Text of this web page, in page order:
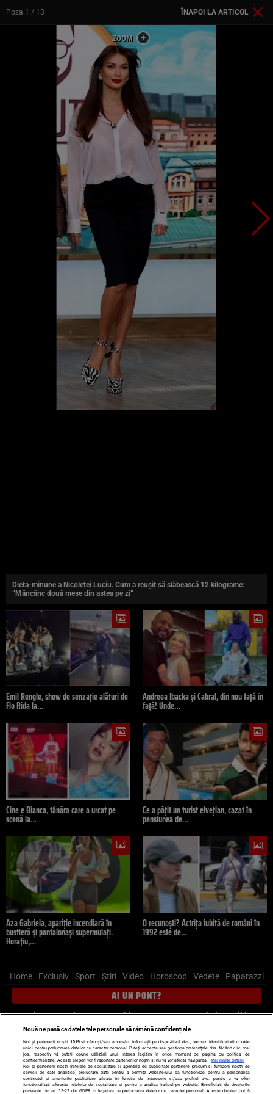
Poza 1 / 13 ÎNAPOI LA ARTICOL
Dieta-minune a Nicoletei Luciu. Cum a reușit să slăbească 12 kilograme:
”Mâncânc două mese din astea pe zi”
Emil Rengle, show de senzație alături de
Flo Rida la…
Andreea Ibacka și Cabral, din nou față în
față! Unde…
Cine e Bianca, tânăra care a urcat pe
scenă la…
Ce a pățit un turist elvețian, cazat în
pensiunea de…
Aza Gabriela, apariție incendiară în
bustieră și pantalonași supermulați.
Horațiu,…
O recunoști? Actrița iubită de români în
1992 este de…
Home Exclusiv Sport Știri Video Horoscop Vedete Paparazzi
AI UN PONT?
Scrie-ne pe Whatsapp, sună la 0741226226 sau trimite mail la
pont@cancan.ro
Știri interne Știri externe
Politică
Ultimele stiri
Diete Insula Iubirii Dictionar de vise
LIFE STYLE
Horoscop
Nouă ne pasă ca datele tale personale să rămână confidențiale
Noi și partenerii noștri 1019stocăm și/sau accesăm informații pe dispozitivul dvs., precum identificatorii cookie
unici pentru prelucrarea datelor cu caracter personal. Puteți accepta sau gestiona preferințele dvs. făcând clic mai
jos, respectiv vă puteți opune utilizării unui interes legitim în orice moment pe pagina cu politica de
confidențialitate. Aceste alegeri vor fi raportate partenerilor noștri și nu vă vor afecta navigarea.
Mai multe detalii
Noi si partenerii nostri (retelele de socializare si agentiile de publicitate partenere, precum si furnizorii nostri de
servicii de date analitice) prelucram date pentru a permite website-ului sa functioneze, pentru a personaliza
continutul si anunturile publicitare afisate in functie de interesele si/sau profilul dvs., pentru a va oferi
functionalitati aferente retelelor de socializare si pentru a analiza traficul pe website. Beneficiati de drepturile
prevazute de art. 15-22 din GDPR in legatura cu prelucrarea datelor cu caracter personal. Aceste drepturi pot fi